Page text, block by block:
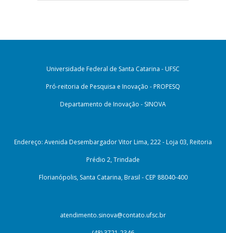
Universidade Federal de Santa Catarina - UFSC
Pró-reitoria de Pesquisa e Inovação - PROPESQ
Departamento de Inovação - SINOVA
Endereço: Avenida Desembargador Vitor Lima, 222 - Loja 03, Reitoria
Prédio 2, Trindade
Florianópolis, Santa Catarina, Brasil - CEP 88040-400
atendimento.sinova@contato.ufsc.br